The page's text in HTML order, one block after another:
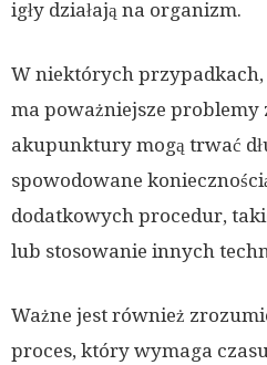
igły działają na organizm.
W niektórych przypadkach,
ma poważniejsze problemy
akupunktury mogą trwać
spowodowane
dodatkowych procedur,
lub stosowanie innych
Ważne jest również
proces, który wymaga